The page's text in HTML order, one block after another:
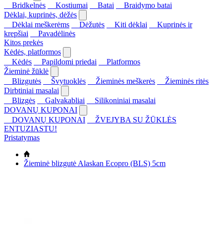
Bridkelnės
Kostiumai Batai
Braidymo batai
Dėklai, kuprinės, dėžės
Dėklai meškerėms
Dėžutės Kiti dėklai
Kuprinės ir
krepšiai
Pavadėlinės
Kitos prekės
Kėdės, platformos
Kėdės
Papildomi priedai
Platformos
Žieminė žūklė
Blizgutės
Švytuoklės Žieminės meškerės
Žieminės ritės
Dirbtiniai masalai
Blizgės
Galvakabliai
Silikoniniai masalai
DOVANŲ KUPONAI
DOVANŲ KUPONAI
ŽVEJYBA SU ŽŪKLĖS
ENTUZIASTU!
Pristatymas
Žieminė blizgutė Alaskan Ecopro (BLS) 5cm